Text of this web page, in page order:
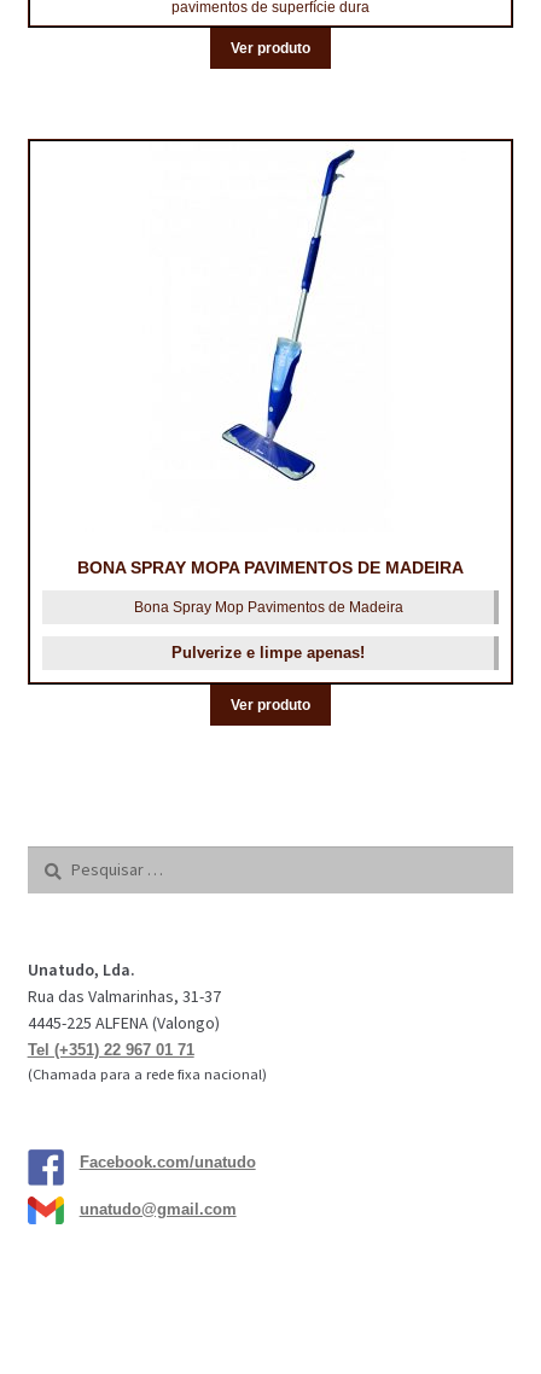
pavimentos de superfície dura
Ver produto
BONA SPRAY MOPA PAVIMENTOS DE MADEIRA
Bona Spray Mop Pavimentos de Madeira
Pulverize e limpe apenas!
Ver produto
Pesquisar
Unatudo, Lda.
Rua das Valmarinhas, 31-37
4445-225 ALFENA (Valongo)
Tel (+351) 22 967 01 71
(Chamada para a rede fixa nacional)
Facebook.com/unatudo
unatudo@gmail.com